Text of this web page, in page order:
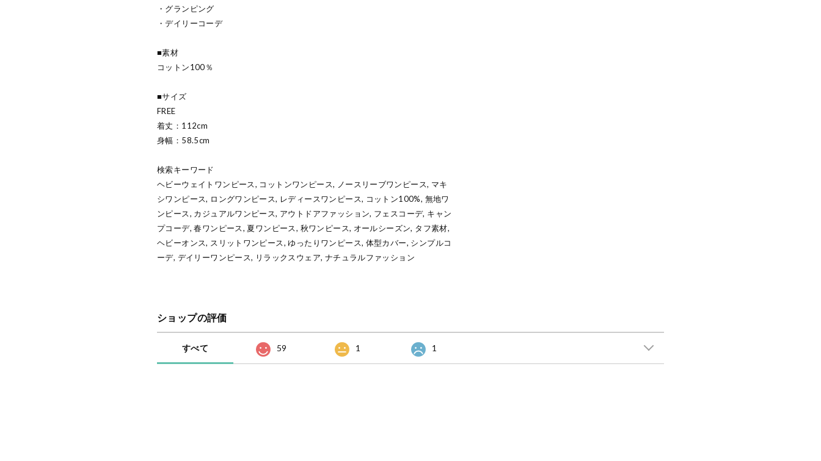
・グランピング
・デイリーコーデ
■素材
コットン100％
■サイズ
FREE
着丈：112cm
身幅：58.5cm
検索キーワード
ヘビーウェイトワンピース, コットンワンピース, ノースリーブワンピース, マキ
シワンピース, ロングワンピース, レディースワンピース, コットン100%, 無地ワ
ンピース, カジュアルワンピース, アウトドアファッション, フェスコーデ, キャン
プコーデ, 春ワンピース, 夏ワンピース, 秋ワンピース, オールシーズン, タフ素材,
ヘビーオンス, スリットワンピース, ゆったりワンピース, 体型カバー, シンプルコ
ーデ, デイリーワンピース, リラックスウェア, ナチュラルファッション
ショップの評価
すべて 59 1 1